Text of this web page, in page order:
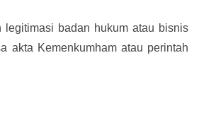
legitimasi badan hukum atau bisnis
akta Kemenkumham atau perintah